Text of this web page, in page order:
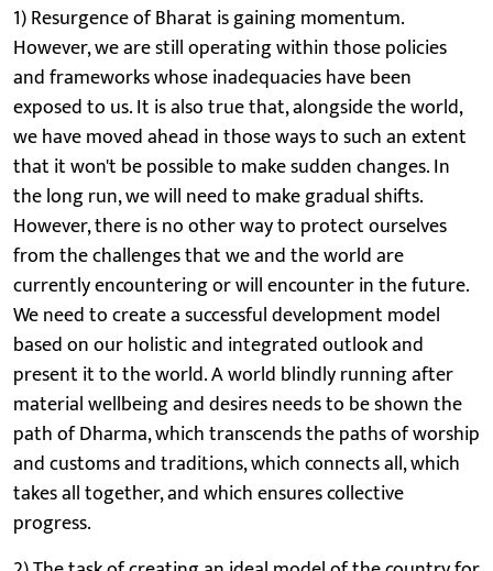
1) Resurgence of Bharat is gaining momentum.
However, we are still operating within those policies
and frameworks whose inadequacies have been
exposed to us. It is also true that, alongside the world,
we have moved ahead in those ways to such an extent
that it won't be possible to make sudden changes. In
the long run, we will need to make gradual shifts.
However, there is no other way to protect ourselves
from the challenges that we and the world are
currently encountering or will encounter in the future.
We need to create a successful development model
based on our holistic and integrated outlook and
present it to the world. A world blindly running after
material wellbeing and desires needs to be shown the
path of Dharma, which transcends the paths of worship
and customs and traditions, which connects all, which
takes all together, and which ensures collective
progress.